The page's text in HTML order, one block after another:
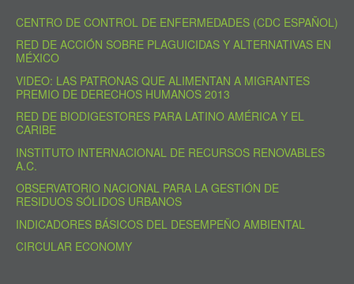
CENTRO DE CONTROL DE ENFERMEDADES (CDC ESPAÑOL)
RED DE ACCIÓN SOBRE PLAGUICIDAS Y ALTERNATIVAS EN
MÉXICO
VIDEO: LAS PATRONAS QUE ALIMENTAN A MIGRANTES
PREMIO DE DERECHOS HUMANOS 2013
RED DE BIODIGESTORES PARA LATINO AMÉRICA Y EL
CARIBE
INSTITUTO INTERNACIONAL DE RECURSOS RENOVABLES
A.C.
OBSERVATORIO NACIONAL PARA LA GESTIÓN DE
RESIDUOS SÓLIDOS URBANOS
INDICADORES BÁSICOS DEL DESEMPEÑO AMBIENTAL
CIRCULAR ECONOMY